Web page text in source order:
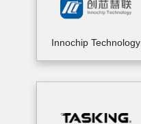
Innochip Technology